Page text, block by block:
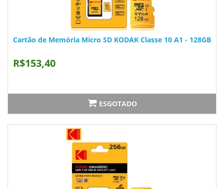
Cartão de Memória Micro SD KODAK Classe 10 A1 - 128GB
R$153,40
ESGOTADO